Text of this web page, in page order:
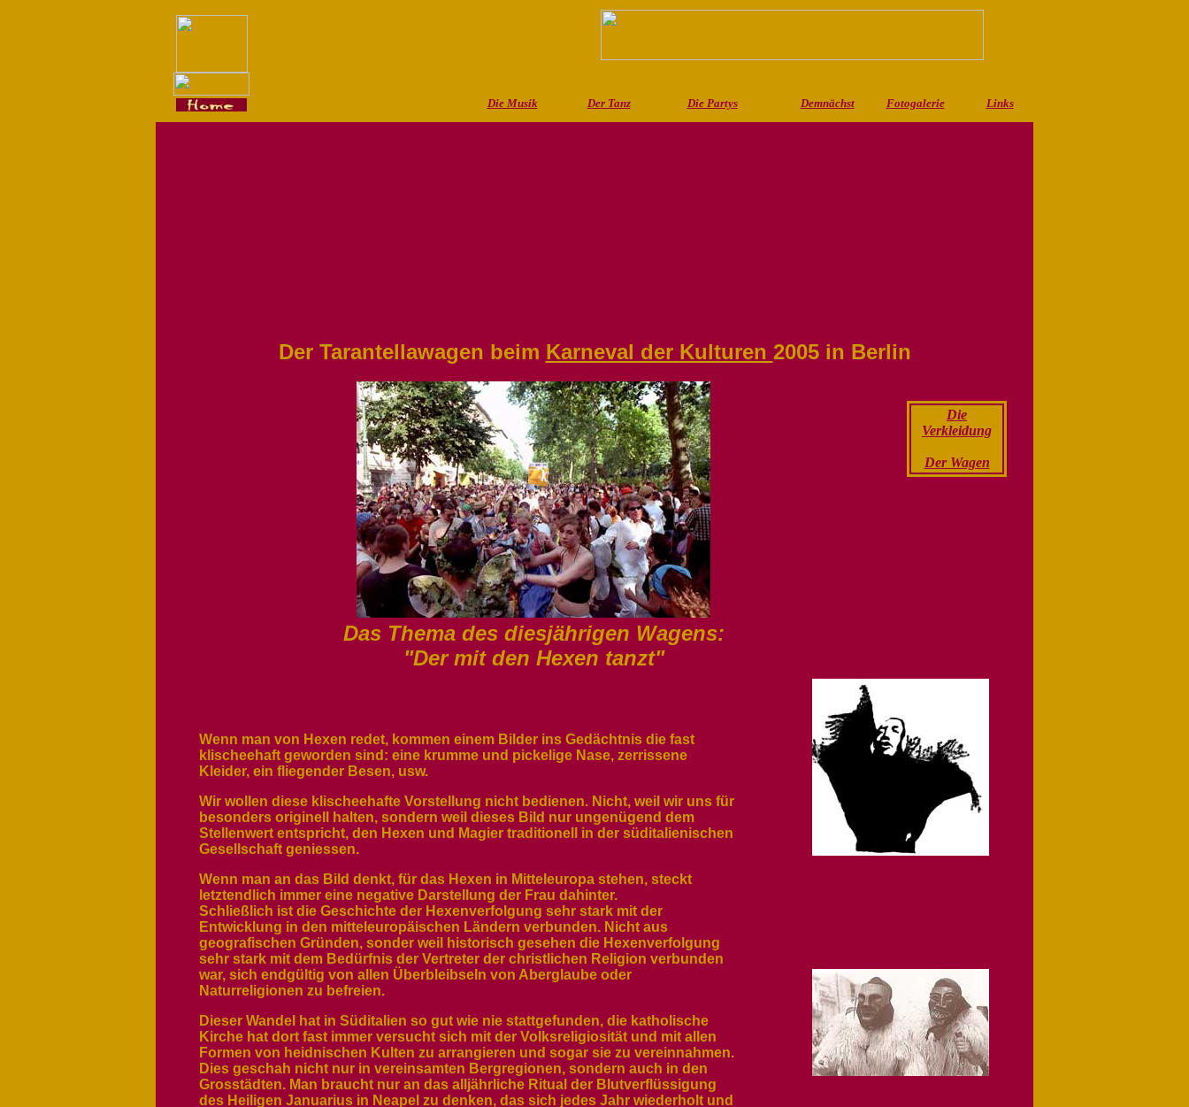
Die Musik Der Tanz Die Partys Demnächst Fotogalerie Links
Der Tarantellawagen beim Karneval der Kulturen 2005 in Berlin
Die
Verkleidung
Der Wagen
Das Thema des diesjährigen Wagens:
"Der mit den Hexen tanzt"
Wenn man von Hexen redet, kommen einem Bilder ins Gedächtnis die fast
klischeehaft geworden sind: eine krumme und pickelige Nase, zerrissene
Kleider, ein fliegender Besen, usw.
Wir wollen diese klischeehafte Vorstellung nicht bedienen. Nicht, weil wir uns für
besonders originell halten, sondern weil dieses Bild nur ungenügend dem
Stellenwert entspricht, den Hexen und Magier traditionell in der süditalienischen
Gesellschaft geniessen.
Wenn man an das Bild denkt, für das Hexen in Mitteleuropa stehen, steckt
letztendlich immer eine negative Darstellung der Frau dahinter.
Schließlich ist die Geschichte der Hexenverfolgung sehr stark mit der
Entwicklung in den mitteleuropäischen Ländern verbunden. Nicht aus
geografischen Gründen, sonder weil historisch gesehen die Hexenverfolgung
sehr stark mit dem Bedürfnis der Vertreter der christlichen Religion verbunden
war, sich endgültig von allen Überbleibseln von Aberglaube oder
Naturreligionen zu befreien.
Dieser Wandel hat in Süditalien so gut wie nie stattgefunden, die katholische
Kirche hat dort fast immer versucht sich mit der Volksreligiosität und mit allen
Formen von heidnischen Kulten zu arrangieren und sogar sie zu vereinnahmen.
Dies geschah nicht nur in vereinsamten Bergregionen, sondern auch in den
Grosstädten. Man braucht nur an das alljährliche Ritual der Blutverflüssigung
des Heiligen Januarius in Neapel zu denken, das sich jedes Jahr wiederholt und